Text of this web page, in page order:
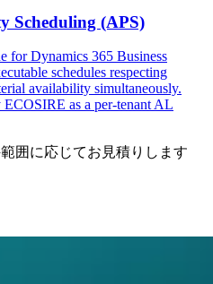
Scheduling (APS)
for Dynamics 365 Business
schedules respecting
availability simultaneously.
as a per-tenant AL
囲に応じてお見積りします